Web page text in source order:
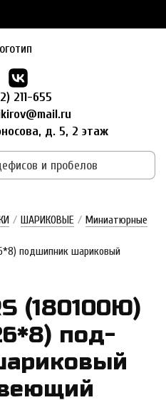
211-655
д. 5, 2 этаж
/ ШАРИКОВЫЕ / Миниатюрные
подшипник шариковый
(180100Ю)
под­